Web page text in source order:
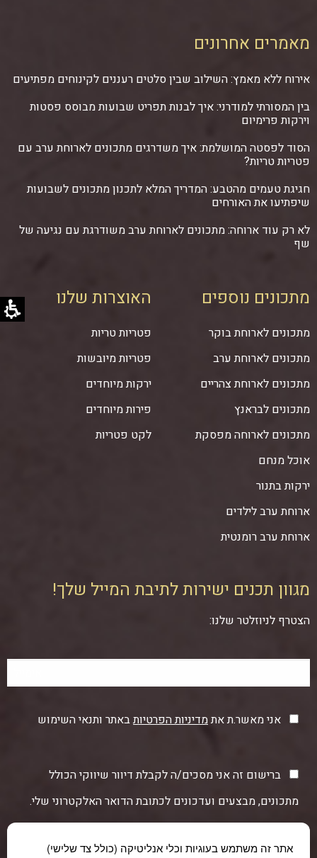
מאמרים אחרונים
אירוח ללא מאמץ: השילוב שבין סלטים רעננים לקינוחים מפתיעים
בין המסורתי למודרני: איך לבנות תפריט שבועות מבוסס פסטות
וירקות פרימיום
הסוד לפסטה המושלמת: איך משדרגים מתכונים לארוחת ערב עם
פטריות טריות?
חגיגת טעמים מהטבע: המדריך המלא לתכנון מתכונים לשבועות
שיפתיעו את האורחים
לא רק עוד ארוחה: מתכונים לארוחת ערב משודרגת עם נגיעה של
שף
מתכונים נוספים
מתכונים לארוחת בוקר
מתכונים לארוחת ערב
מתכונים לארוחת צהריים
מתכונים לבראנץ
מתכונים לארוחה מפסקת
אוכל מנחם
ירקות בתנור
ארוחת ערב לילדים
ארוחת ערב רומנטית
האוצרות שלנו
פטריות טריות
פטריות מיובשות
ירקות מיוחדים
פירות מיוחדים
לקט פטריות
מגוון תכנים ישירות לתיבת המייל שלך!
הצטרף לניוזלטר שלנו:
אני מאשר.ת אתמדיניות הפרטיותבאתר ותנאי השימוש
ברישום זה אני מסכים/ה לקבלת דיוור שיווקי הכולל
מתכונים, מבצעים ועדכונים לכתובת הדואר האלקטרוני שלי.
אתר זה משתמש בעוגיות וכלי אנליטיקה (כולל צד שלישי)